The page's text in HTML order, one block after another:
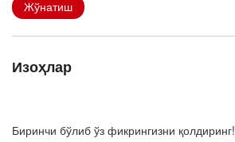
Жўнатиш
Изоҳлар
Биринчи бўлиб ўз фикрингизни қолдиринг!